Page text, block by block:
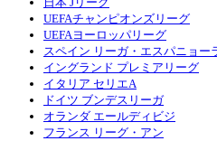
UEFAチャンピオンズリーグ
UEFAヨーロッパリーグ
スペイン リーガ・エスパニョー
イングランド プレミアリーグ
イタリア セリエA
ドイツ ブンデスリーガ
オランダ エールディビジ
フランス リーグ・アン